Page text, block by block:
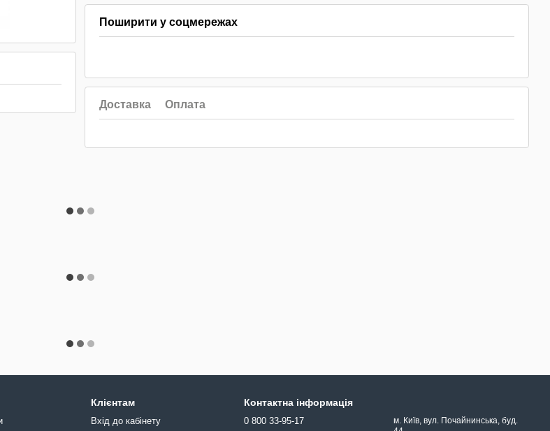
Поширити у соцмережах
Доставка Оплата
Клієнтам
Вхід до кабінету
Контактна інформація
0 800 33-95-17
м. Київ, вул. Почайнинська, буд.